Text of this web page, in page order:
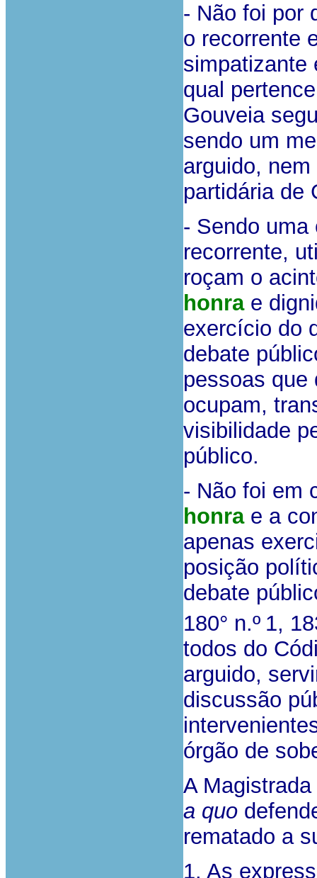
- Não foi por
o recorrente
simpatizante
qual
Gouveia
sendo um
arguido,
partidária de
- Sendo
recorrente,
roçam o
honrae
exercício do
debate
pessoas que
ocupam,
visibilidade
público.
- Não foi em
honrae a
apenas
posição
debate
180° n.º 1,
todos do
arguido,
discussão
órgão de
A
a quo
rematado a
1. As